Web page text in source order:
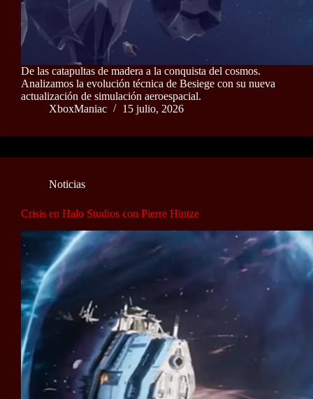
De las catapultas de madera a la conquista del cosmos.
Analizamos la evolución técnica de Besiege con su nueva
actualización de simulación aeroespacial.
XboxManiac
15 julio, 2026
Noticias
Crisis en Halo Studios con Pierre Hintze